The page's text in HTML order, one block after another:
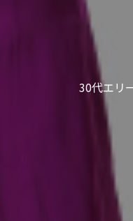
30代エリ